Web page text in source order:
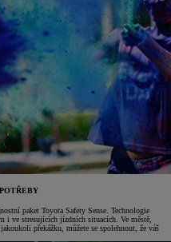
paket Toyota Safety Sense. Technologie
i ve stresujících jízdních situacích. Ve městě,
překážku, můžete se spolehnout, že váš